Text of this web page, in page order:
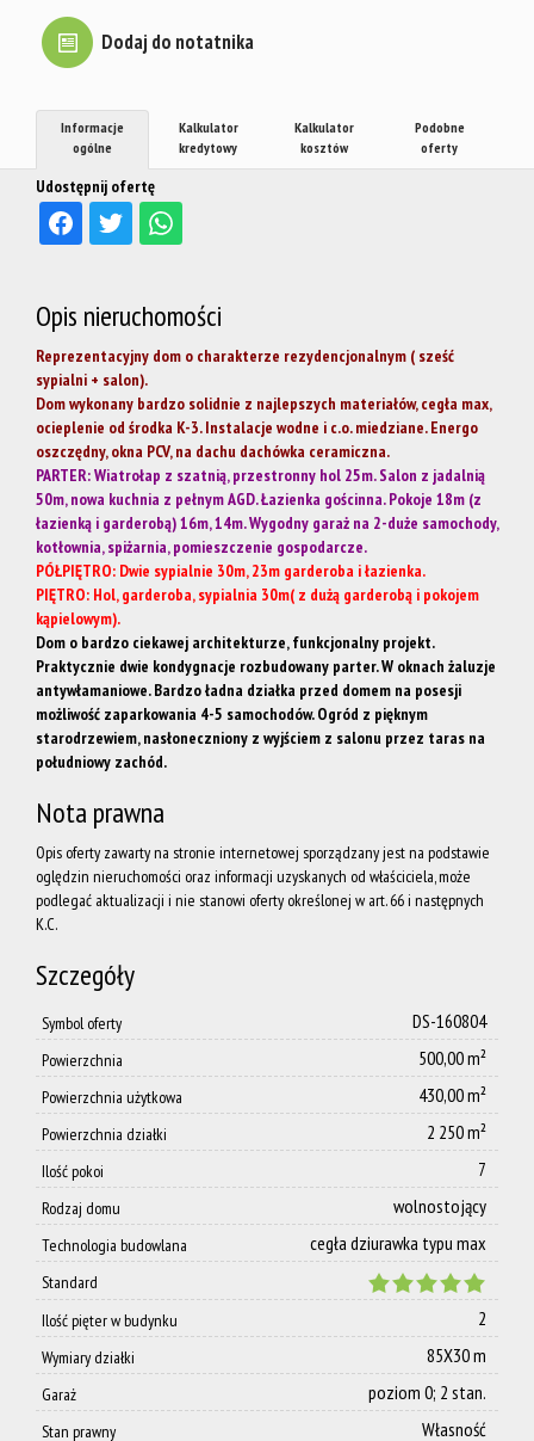
Mieszkań
Wynajem
Grupa
Dołącz
do nas
Polityka
AML
Dodaj do notatnika
Udostępnij ofertę
Informacje
ogólne
Kalkulator
kredytowy
Kalkulator
kosztów
Podobne
oferty
Opis nieruchomości
Reprezentacyjny dom o charakterze rezydencjonalnym ( sześć
sypialni + salon).
Dom wykonany bardzo solidnie z najlepszych materiałów, cegła max,
ocieplenie od środka K-3. Instalacje wodne i c.o. miedziane. Energo
oszczędny, okna PCV, na dachu dachówka ceramiczna.
PARTER: Wiatrołap z szatnią, przestronny hol 25m. Salon z jadalnią
50m, nowa kuchnia z pełnym AGD. Łazienka gościnna. Pokoje 18m (z
łazienką i garderobą) 16m, 14m. Wygodny garaż na 2-duże samochody,
kotłownia, spiżarnia, pomieszczenie gospodarcze.
PÓŁPIĘTRO: Dwie sypialnie 30m, 23m garderoba i łazienka.
PIĘTRO: Hol, garderoba, sypialnia 30m( z dużą garderobą i pokojem
kąpielowym).
Dom o bardzo ciekawej architekturze, funkcjonalny projekt.
Praktycznie dwie kondygnacje rozbudowany parter. W oknach żaluzje
antywłamaniowe. Bardzo ładna działka przed domem na posesji
możliwość zaparkowania 4-5 samochodów. Ogród z pięknym
starodrzewiem, nasłoneczniony z wyjściem z salonu przez taras na
południowy zachód.
Nota prawna
Opis oferty zawarty na stronie internetowej sporządzany jest na podstawie
oględzin nieruchomości oraz informacji uzyskanych od właściciela, może
podlegać aktualizacji i nie stanowi oferty określonej w art. 66 i następnych
K.C.
Szczegóły
Symbol oferty DS-160804
Powierzchnia 500,00 m²
Powierzchnia użytkowa 430,00 m²
Powierzchnia działki 2 250 m²
Ilość pokoi 7
Rodzaj domu wolnostojący
Technologia budowlana cegła dziurawka typu max
Standard
Ilość pięter w budynku
2
Wymiary działki 85X30 m
Garaż poziom 0; 2 stan.
Stan prawny Własność